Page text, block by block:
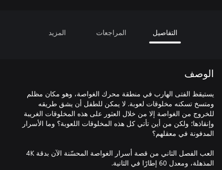
التفاصيل المراجعات المزيد
الوصف
يستيقظ الفتى الهارب في منطقة محرك الغواصة، وهو مكان مظلم
ومتسخ تسكنه مخلوقات لعوبة. لا يمكن للطفل أن يشق طريقه
للخروج من الغواصة إلا من خلال العثور على هذه المخلوقات الغريبة
وإنقاذها؛ ولكن من أين تأتي كل هذه المخلوقات اللعوبة؟ وما الأسرار
العب الفصل الثاني من قصة أسرار الغواصة المحسّنة الآن بدقة 4K
المذهلة، ومعدل 60 إطارًا في الثانية.